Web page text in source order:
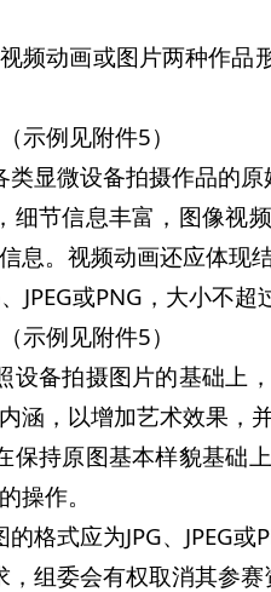
频动画或图片两种作
示例见附件5）
类显微设备拍摄作品的
细节信息丰富，图像
息。视频动画还应体现
、JPEG或PNG，大小
示例见附件5）
设备拍摄图片的基础
涵，以增加艺术效果，
保持原图基本样貌基
操作。
格式应为JPG、JPEG
，组委会有权取消其参赛